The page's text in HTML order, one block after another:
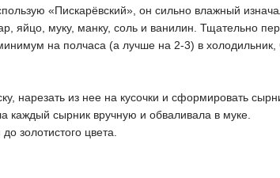
«Пискарёвский», он сильно влажный
яйцо, муку, манку, соль и ванилин. Тщательно
на полчаса (а лучше на 2-3) в
нарезать из нее на кусочки и сформировать
сырник вручную и обваливала в муке.
золотистого цвета.